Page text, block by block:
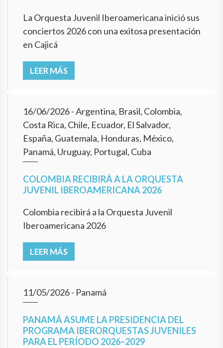
La Orquesta Juvenil Iberoamericana inició sus
conciertos 2026 con una exitosa presentación
en Cajicá
LEER MÁS
16/06/2026- Argentina, Brasil, Colombia,
Costa Rica, Chile, Ecuador, El Salvador,
España, Guatemala, Honduras, México,
Panamá, Uruguay, Portugal, Cuba
COLOMBIA RECIBIRÁ A LA ORQUESTA
JUVENIL IBEROAMERICANA 2026
Colombia recibirá a la Orquesta Juvenil
Iberoamericana 2026
LEER MÁS
11/05/2026- Panamá
PANAMÁ ASUME LA PRESIDENCIA DEL
PROGRAMA IBERORQUESTAS JUVENILES
PARA EL PERÍODO 2026–2029